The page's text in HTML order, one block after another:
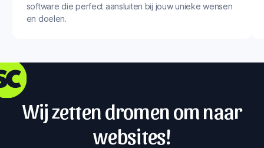
software die perfect aansluiten bij jouw unieke wensen
en doelen.
Wij zetten dromen om naar
websites!